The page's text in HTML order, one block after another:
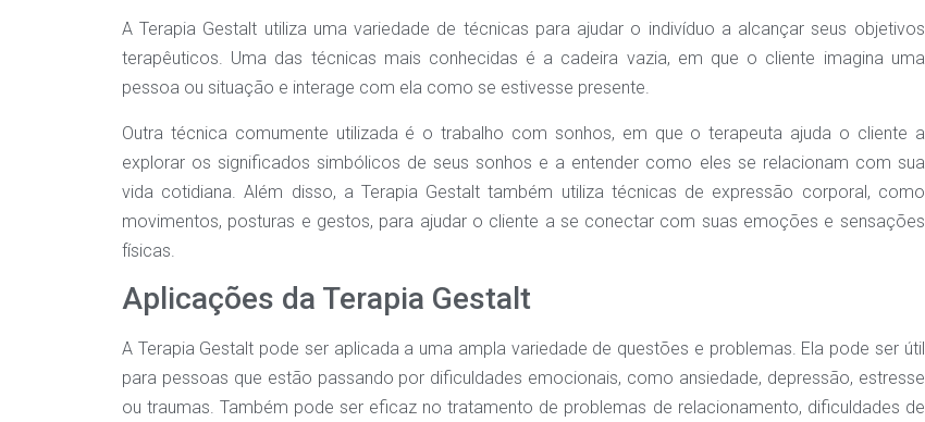
A Terapia Gestalt utiliza uma variedade de técnicas para ajudar o indivíduo a alcançar seus objetivos
terapêuticos. Uma das técnicas mais conhecidas é a cadeira vazia, em que o cliente imagina uma
pessoa ou situação e interage com ela como se estivesse presente.
Outra técnica comumente utilizada é o trabalho com sonhos, em que o terapeuta ajuda o cliente a
explorar os significados simbólicos de seus sonhos e a entender como eles se relacionam com sua
vida cotidiana. Além disso, a Terapia Gestalt também utiliza técnicas de expressão corporal, como
movimentos, posturas e gestos, para ajudar o cliente a se conectar com suas emoções e sensações
físicas.
Aplicações da Terapia Gestalt
A Terapia Gestalt pode ser aplicada a uma ampla variedade de questões e problemas. Ela pode ser útil
para pessoas que estão passando por dificuldades emocionais, como ansiedade, depressão, estresse
ou traumas. Também pode ser eficaz no tratamento de problemas de relacionamento, dificuldades de